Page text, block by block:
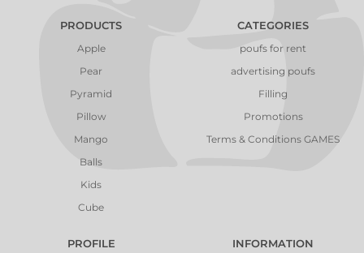
PRODUCTS
Apple
Pear
Pyramid
Pillow
Mango
Balls
Kids
Cube
CATEGORIES
poufs for rent
advertising poufs
Filling
Promotions
Terms & Conditions GAMES
PROFILE INFORMATION